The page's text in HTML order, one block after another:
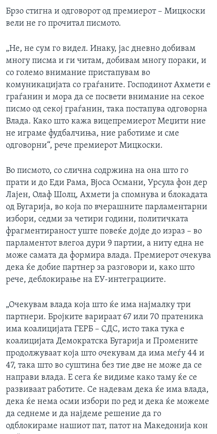
Брзо стигна и одговорот од премиерот – Мицкоски
вели не го прочитал писмото.
„Не, не сум го видел. Инаку, јас дневно добивам
многу писма и ги читам, добивам многу пораки, и
со големо внимание пристапувам во
комуникацијата со граѓаните. Господинот Ахмети е
граѓанин и мора да се посвети внимание на секое
писмо од секој граѓанин, така постапува одговорна
Влада. Како што кажа вицепремиерот Меџити ние
не играме фудбалчиња, ние работиме и сме
одговорни“, рече премиерот Мицкоски.
Во писмото, со слична содржина на она што го
прати и до Еди Рама, Вјоса Османи, Урсула фон дер
Лајен, Олаф Шолц, Ахмети ја спомнува и блокадата
од Бугарија, во која по вчерашните парламентарни
избори, седми за четири години, политичката
фрагментираност уште повеќе дојде до израз – во
парламентот влегоа дури 9 партии, а ниту една не
може самата да формира влада. Премиерот очекува
дека ќе добие партнер за разговори и, како што
рече, деблокирање на ЕУ-интеграциите.
„Очекувам влада која што ќе има најмалку три
партнери. Бројките варираат 67 или 70 пратеника
има коалицијата ГЕРБ – СДС, исто така тука е
коалицијата Демократска Бугарија и Промените
продолжуваат која што очекувам да има меѓу 44 и
47, така што во суштина без тие две не може да се
направи влада. Е сега ќе видиме како таму ќе се
развиваат работите. Се надевам дека ќе има влада,
дека ќе нема осми избори по ред и дека ќе можеме
да седнеме и да најдеме решение да го
одблокираме нашиот пат, патот на Македонија кон